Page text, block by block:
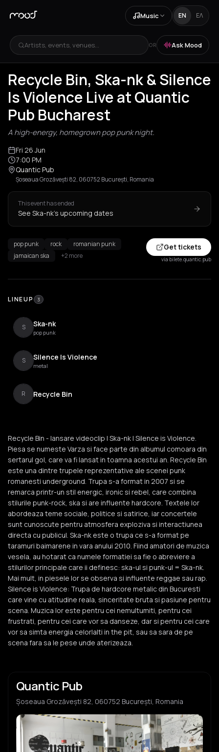
Music EN ΕΛ
Artists, events, venues... OR Ask Mood
Recycle Bin, Ska-nk & Silence
Is Violence Live at Quantic
Pub Bucharest
A high-energy, homegrown pop punk night.
Fri 26 Jun
7:00 PM
Quantic Pub
Șoseaua Grozăvești 82, 060752 București, Romania
This event has ended
See Ska-nk's upcoming dates
pop punk rock
romanian punk
jamaican ska
+2 more
Get tickets
via bilete.quantic.pub
LINEUP 3
S Ska-nk
pop punk
S Silence Is Violence
metal
R Recycle Bin
Recycle Bin - lansare videoclip | Ska-nk | Silence is Violence.
Piesa se numeste Varza si face parte din albumul comoara din
sertarul gol, care va fi lansat in toamna acestui an. Recycle Bin
este una dintre trupele reprezentative ale scenei punk
romanesti underground. Trupa s-a format in 2007 si se
remarca printr-un stil energic, ironic si rebel, care combina
stilurile punk-rock, ska si are influente hardcore. Textele lor
abordeaza teme sociale, politice si satirice, iar concertele
sunt cunoscute pentru atmosfera exploziva si interactiunea
directa cu publicul. Ska-nk este o trupa ce s-a format pe
taramuri baimarene in vara anului 2010. Fiind amatori de muzica
vesela, au hotarat ca numele formatiei sa fie o abreviere a
stilurilor principale care ii definesc: ska-ul si punk-ul = Ska-nk.
Mai mult, in piesele lor se observa si influente reggae sau rap.
Silence is Violence: Trupa de hardcore metalic din Bucuresti
care vine cu atitudine reala, sinceritate bruta si pasiune pentru
scena. Muzica lor este pentru cei nemultumiti, pentru cei
frustrati, pentru cei care vor sa danseze, dar si pentru cei care
vor sa simta energia celorlalti in the pit, sau sa sara de pe
scena fara sa le pese unde aterizeaza.
Quantic Pub
Șoseaua Grozăvești 82, 060752 București, Romania